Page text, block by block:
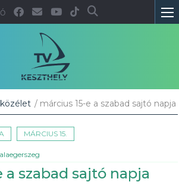
közélet / március 15-e a szabad sajtó napja
MÁRCIUS 15.
a szabad sajtó napja